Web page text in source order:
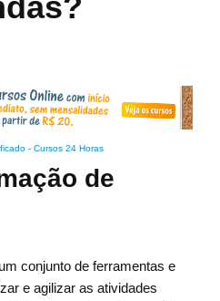
- Cursos 24 Horas
de
conjunto de ferramentas e
e agilizar as atividades